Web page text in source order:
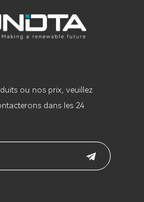
ou nos prix, veuillez
dans les 24